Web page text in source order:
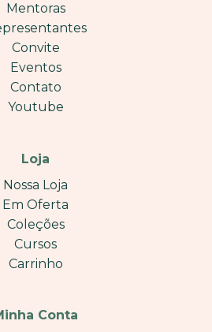
Mentoras
Convite
Eventos
Contato
Youtube
Loja
Nossa Loja
Em Oferta
Coleções
Cursos
Carrinho
Conta